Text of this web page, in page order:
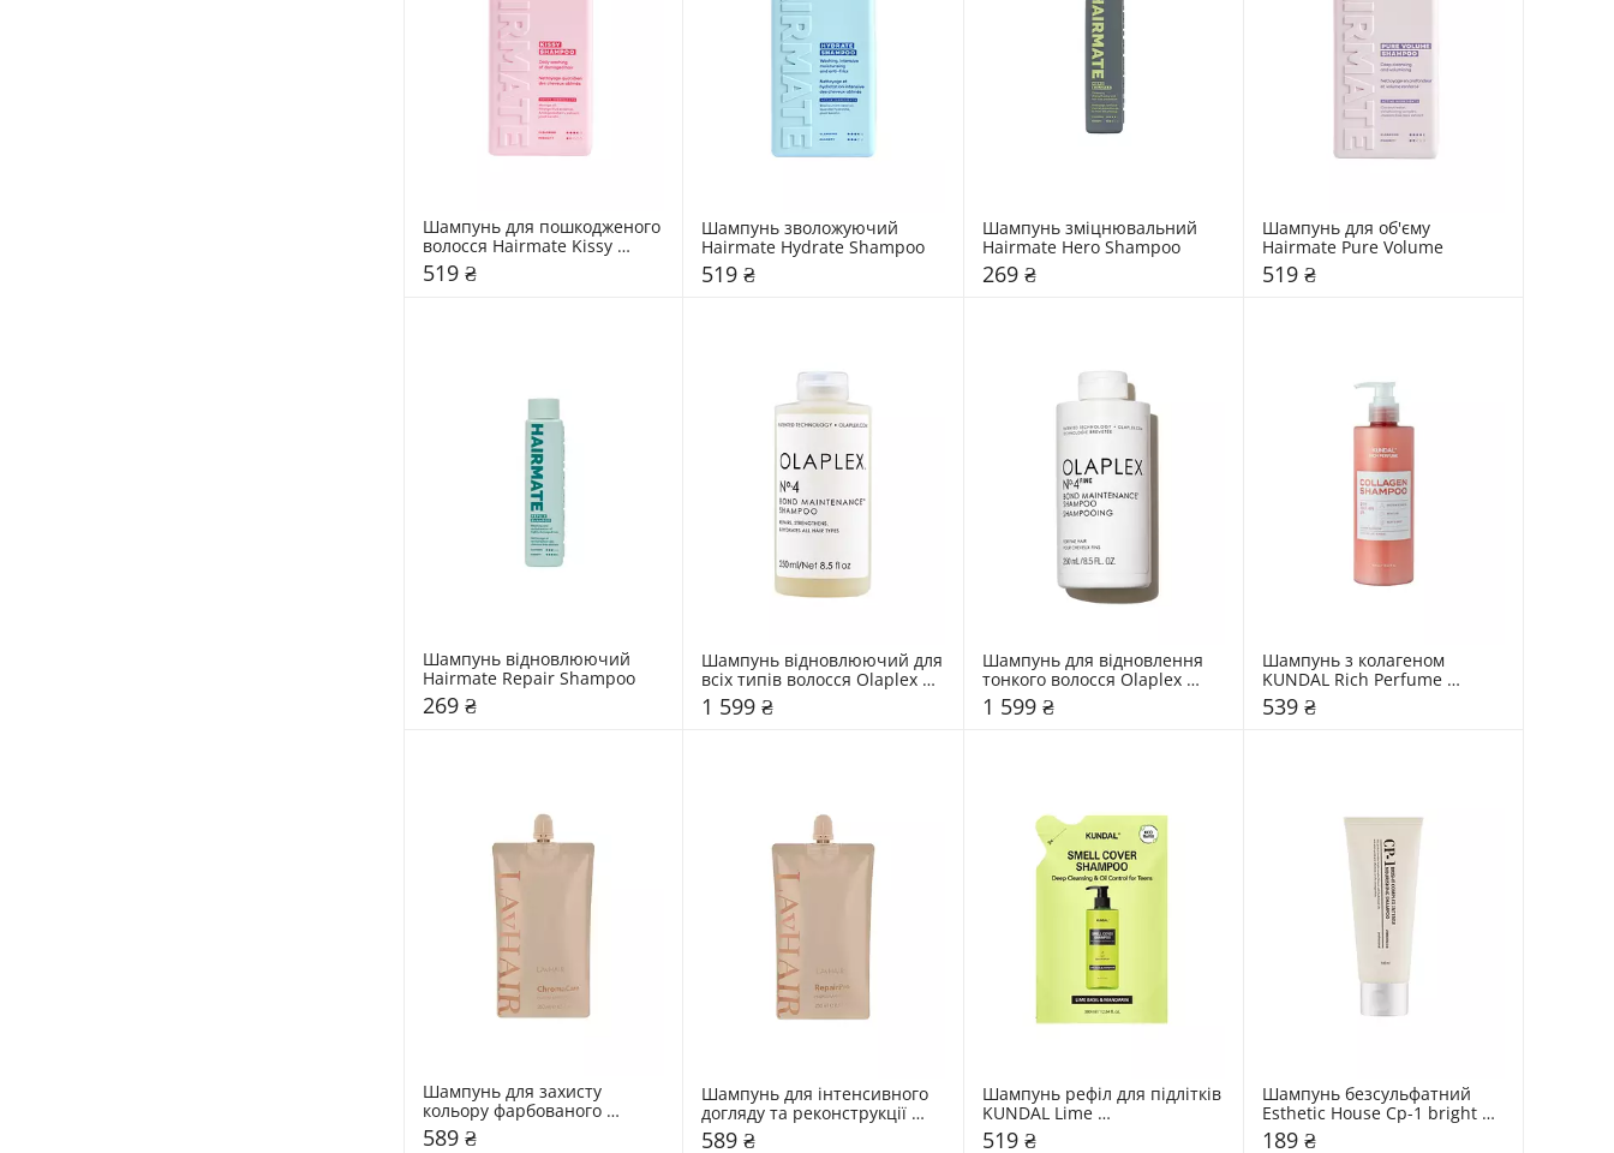
Шампунь для пошкодженого
волосся Hairmate Kissy
Shampoo
519 ₴
Шампунь зволожуючий
Hairmate Hydrate Shampoo
519 ₴
Шампунь зміцнювальний
Hairmate Hero Shampoo
269 ₴
Шампунь для об'єму
Hairmate Pure Volume
519 ₴
Шампунь відновлюючий
Hairmate Repair Shampoo
269 ₴
Шампунь відновлюючий для
всіх типів волосся Olaplex
Nº.4 Bond Maintenance
Shampoo
1 599 ₴
Шампунь для відновлення
тонкого волосся Olaplex
Nº4fine Bond Maintenance
Shampoo
1 599 ₴
Шампунь з колагеном
KUNDAL Rich Perfume
Collagen Shampoo "Cherry
Blossom"
539 ₴
Шампунь для захисту
кольору фарбованого
волосся LAvHAIR ChromaCare
589 ₴
Шампунь для інтенсивного
догляду та реконструкції
пошкодженого волосся
589 ₴
Шампунь рефіл для підлітків
KUNDAL Lime
Basil&Mandarin
519 ₴
Шампунь безсульфатний
Esthetic House Cp-1 bright
complex з протеїнами та
189 ₴